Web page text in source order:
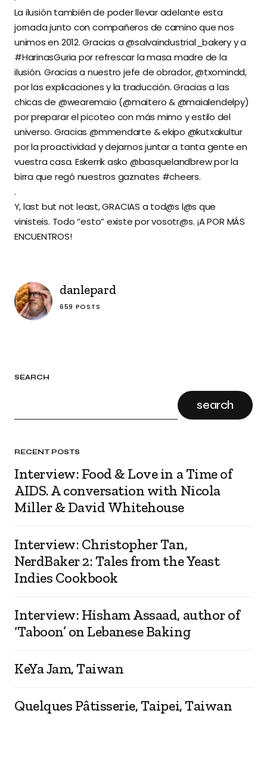
SEARCH
search
RECENT POSTS
Interview: Food & Love in a Time of
AIDS. A conversation with Nicola
Miller & David Whitehouse
Interview: Christopher Tan,
NerdBaker 2: Tales from the Yeast
Indies Cookbook
Interview: Hisham Assaad, author of
‘Taboon’ on Lebanese Baking
KeYa Jam, Taiwan
Quelques Pâtisserie, Taipei, Taiwan
⁣⁣La ilusión también de poder llevar adelante esta
jornada junto con compañeros de camino que nos
unimos en 2012. Gracias a @salvaindustrial_bakery y a
#HarinasGuria por refrescar la masa madre de la
ilusión. Gracias a nuestro jefe de obrador, @txomindd,
por las explicaciones y la traducción. Gracias a las
chicas de @wearemaio (@maitero & @maialendelpy)
por preparar el picoteo con más mimo y estilo del
universo. Gracias @mmendarte & ekipo @kutxakultur
por la proactividad y dejarnos juntar a tanta gente en
vuestra casa. Eskerrik asko @basquelandbrew por la
birra que regó nuestros gaznates #cheers.⁣⁣
⁣⁣.⁣⁣
⁣⁣Y, last but not least, GRACIAS a tod@s l@s que
vinisteis. Todo “esto” existe por vosotr@s. ¡A POR MÁS
ENCUENTROS!
danlepard
659 POSTS